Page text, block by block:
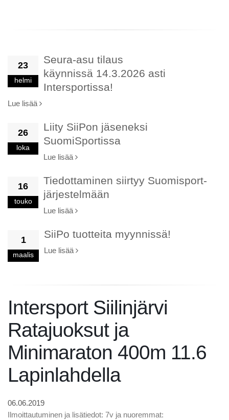
23
helmi
Seura-asu tilaus
käynnissä 14.3.2026 asti
Intersportissa!
Lue lisää
26
loka
Liity SiiPon jäseneksi
SuomiSportissa
Lue lisää
16
touko
Tiedottaminen siirtyy Suomisport-
järjestelmään
Lue lisää
1
maalis
SiiPo tuotteita myynnissä!
Lue lisää
Intersport Siilinjärvi
Ratajuoksut ja
Minimaraton 400m 11.6
Lapinlahdella
06.06.2019
Ilmoittautuminen ja lisätiedot: 7v ja nuoremmat: